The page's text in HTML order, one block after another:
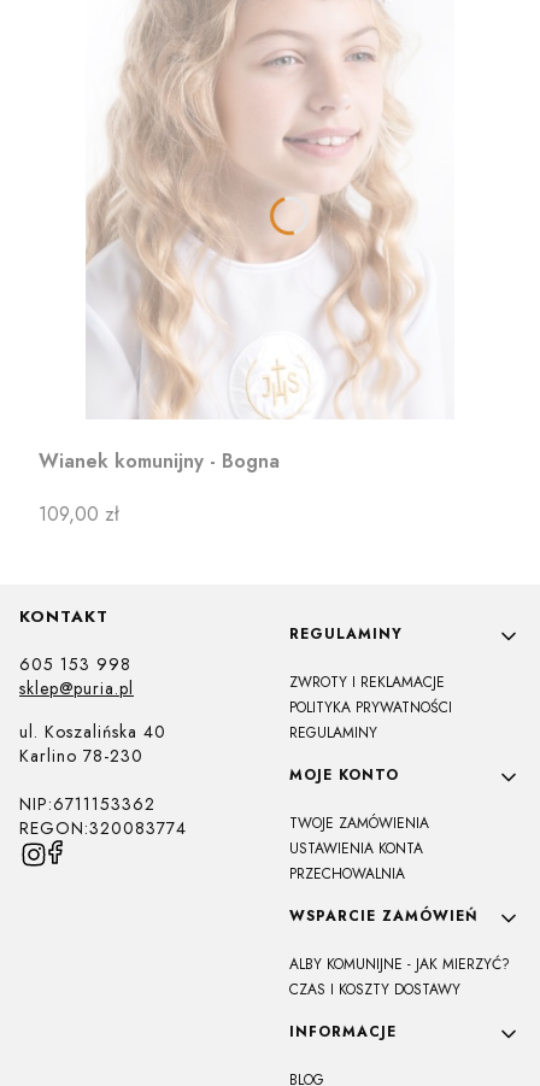
Wianek komunijny - Bogna
Cena
109,00 zł
KONTAKT
605 153 998
sklep@puria.pl
ul. Koszalińska 40
Karlino 78-230
NIP:6711153362
REGON:320083774
Linki w stopce
REGULAMINY
ZWROTY I REKLAMACJE
POLITYKA PRYWATNOŚCI
REGULAMINY
MOJE KONTO
TWOJE ZAMÓWIENIA
USTAWIENIA KONTA
PRZECHOWALNIA
WSPARCIE ZAMÓWIEŃ
ALBY KOMUNIJNE - JAK MIERZYĆ?
CZAS I KOSZTY DOSTAWY
INFORMACJE
BLOG